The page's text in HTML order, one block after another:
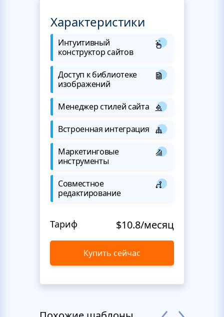
Характеристики
Интуитивный
конструктор сайтов
Доступ к библиотеке
изображений
Менеджер стилей сайта
Встроенная интеграция
Маркетинговые
инструменты
Совместное
редактирование
Тариф $10.8/месяц
Купить сейчас